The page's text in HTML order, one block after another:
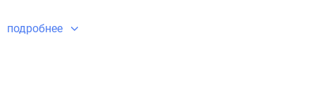
подробнее